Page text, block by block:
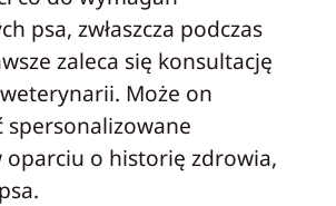
psa, zwłaszcza podczas
zaleca się konsultację
Może on
spersonalizowane
oparciu o historię zdrowia,